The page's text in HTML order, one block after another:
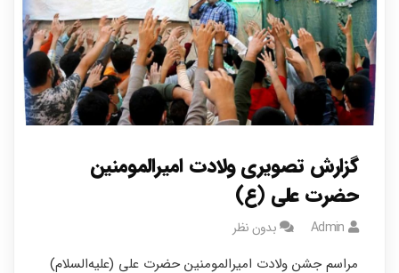
گزارش تصویری ولادت امیرالمومنین
حضرت علی (ع)
Admin بدون نظر
مراسم جشن ولادت امیرالمومنین حضرت علی (علیه‌السلام)